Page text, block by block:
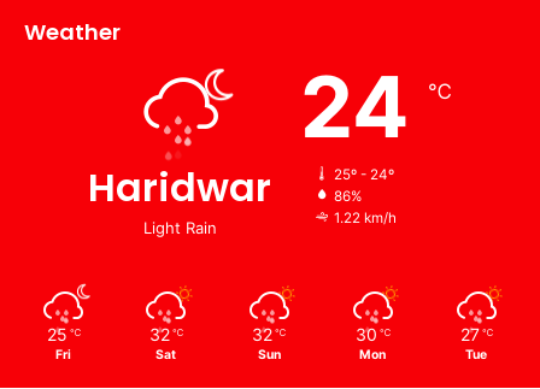
Weather
Haridwar
Light Rain
24 ℃
25º - 24º
86%
1.22 km/h
25 ℃
Fri
32 ℃
Sat
32 ℃
Sun
30 ℃
Mon
27 ℃
Tue